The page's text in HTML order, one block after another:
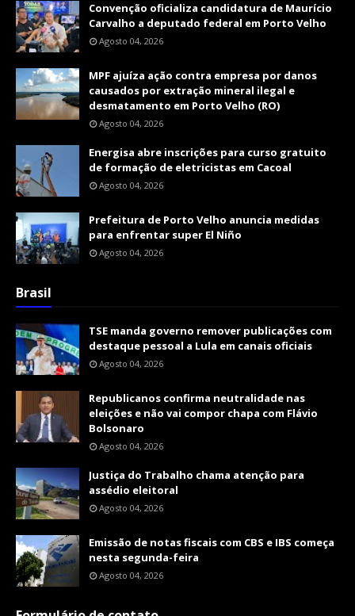
Convenção oficializa candidatura de Maurício
Carvalho a deputado federal em Porto Velho
Agosto 04, 2026
MPF ajuíza ação contra empresa por danos
causados por extração mineral ilegal e
desmatamento em Porto Velho (RO)
Agosto 04, 2026
Energisa abre inscrições para curso gratuito
de formação de eletricistas em Cacoal
Agosto 04, 2026
Prefeitura de Porto Velho anuncia medidas
para enfrentar super El Niño
Agosto 04, 2026
Brasil
TSE manda governo remover publicações com
destaque pessoal a Lula em canais oficiais
Agosto 04, 2026
Republicanos confirma neutralidade nas
eleições e não vai compor chapa com Flávio
Bolsonaro
Agosto 04, 2026
Justiça do Trabalho chama atenção para
assédio eleitoral
Agosto 04, 2026
Emissão de notas fiscais com CBS e IBS começa
nesta segunda-feira
Agosto 04, 2026